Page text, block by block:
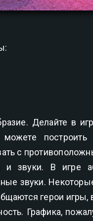
Делайте в
можете
с
и звуки. В игре
звуки.
герои игры,
Графика,